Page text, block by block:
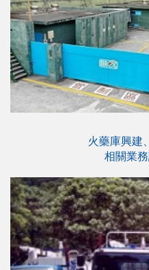
火藥庫興建
相關業